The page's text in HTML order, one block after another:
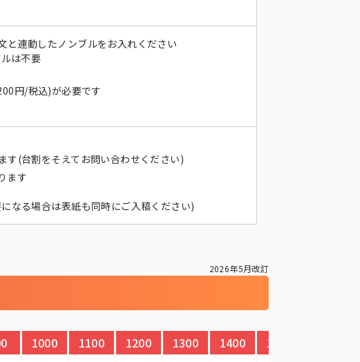
と連動したノンブルをお入れください
は不要
円/税込)が必要です
す(台割をそえてお問い合わせください)
ます
なる場合は表紙も同時にご入稿ください)
2026年5月改訂
1000 1100 1200 1300 1400 1500